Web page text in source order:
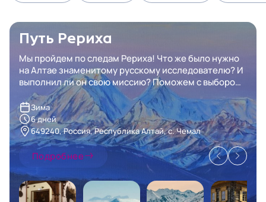
Путь Рериха
Мы пройдем по следам Рериха! Что же было нужно
на Алтае знаменитому русскому исследователю? И
выполнил ли он свою миссию? Поможем с выбором
гостиницы и заберем вас из нее, если приедете на
Алтай раньше!
Зима
6 дней
649240, Россия, Республика Алтай, с. Чемал
Подробнее